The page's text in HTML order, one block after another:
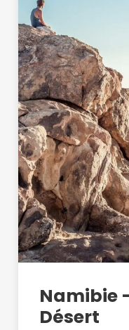
Namibie
Désert